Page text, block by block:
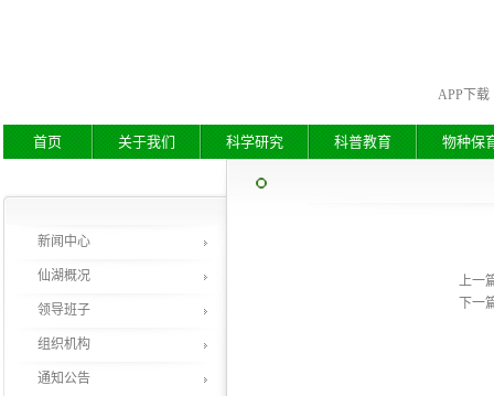
APP下载
首页 关于我们 科学研究 科普教育 物种保
上一
下一
新闻中心
仙湖概况
领导班子
组织机构
通知公告